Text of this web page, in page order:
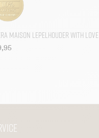
Maison Lepelhouder With Love